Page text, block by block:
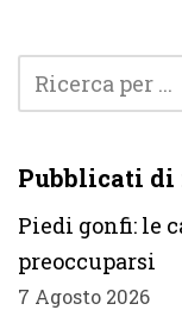
Pubblicati di
Piedi gonfi: le
preoccuparsi
7 Agosto 2026